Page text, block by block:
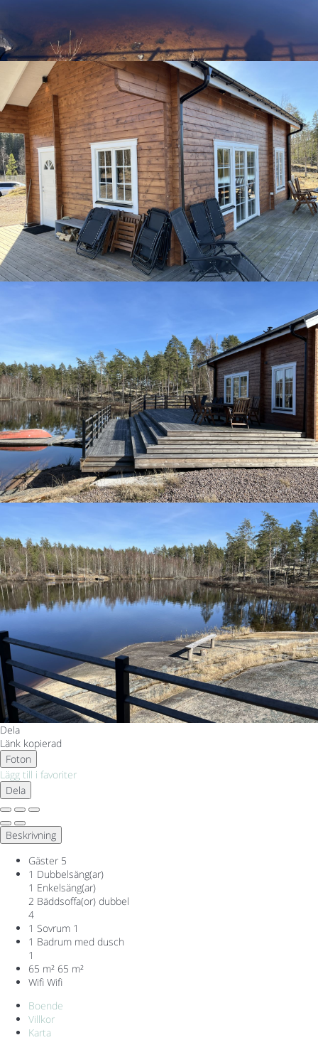
Dela
Länk kopierad
Foton
Lägg till i favoriter
Dela
Beskrivning
Gäster 5
1 Dubbelsäng(ar)
1 Enkelsäng(ar)
2 Bäddsoffa(or) dubbel
4
1 Sovrum 1
1 Badrum med dusch
1
65 m² 65 m²
Wifi Wifi
Boende
Villkor
Karta